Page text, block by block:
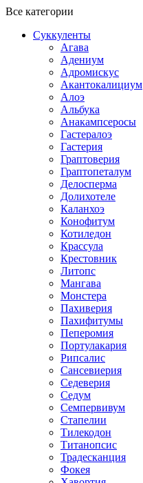
Все категории
Суккуленты
Агава
Адениум
Адромискус
Акантокалициум
Алоэ
Альбука
Анакампсеросы
Гастералоэ
Гастерия
Граптоверия
Граптопеталум
Делосперма
Долихотеле
Каланхоэ
Конофитум
Котиледон
Крассула
Крестовник
Литопс
Мангава
Монстера
Пахиверия
Пахифитумы
Пеперомия
Портулакария
Рипсалис
Сансевиерия
Седеверия
Седум
Семпервивум
Стапелии
Тилекодон
Титанопсис
Традесканция
Фокея